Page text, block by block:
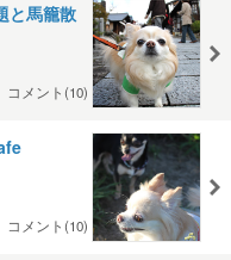
と馬籠散
コメント(10)
コメント(10)